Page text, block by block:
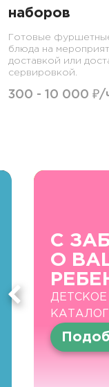
наборов
Готовые
блюда на
доставкой или
сервировкой.
300 - 10 000 ₽/
С
О